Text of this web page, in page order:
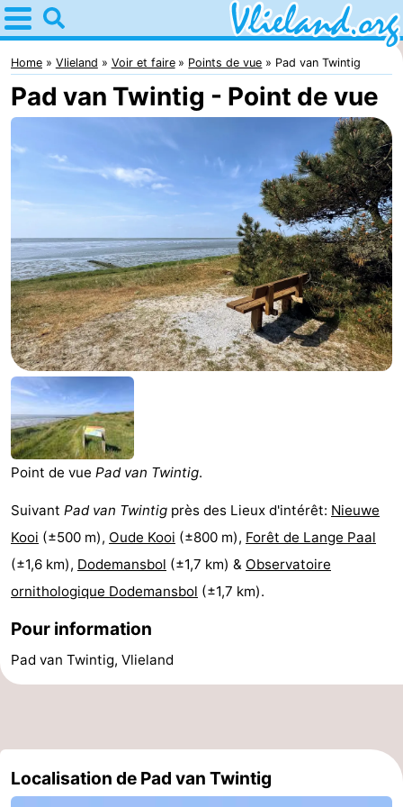
Home
Vlieland
Astuces
Avec
la
nuit
Appartements
-
Vlieduyn
Campings
Hôtels
Last
minutes
Plages
Voir
et
faire
Lieux
d'intérêt
-
Musées
-
Monuments
-
de
vue
-
Croisières
-
Home Vlieland Voir et faire Points de vue Pad van Twintig
Pad van Twintig - Point de vue
Point de vue Pad van Twintig.
Suivant Pad van Twintig près des Lieux d'intérêt: Nieuwe
Kooi (±500 m), Oude Kooi (±800 m), Forêt de Lange Paal
(±1,6 km), Dodemansbol (±1,7 km) & Observatoire
ornithologique Dodemansbol (±1,7 km).
Pour information
Pad van Twintig, Vlieland
Localisation de Pad van Twintig